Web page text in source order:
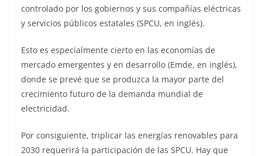
controlado por los gobiernos y sus compañías eléctricas
y servicios públicos estatales (SPCU, en inglés).
Esto es especialmente cierto en las economías de
mercado emergentes y en desarrollo (Emde, en inglés),
donde se prevé que se produzca la mayor parte del
crecimiento futuro de la demanda mundial de
electricidad.
Por consiguiente, triplicar las energías renovables para
2030 requerirá la participación de las SPCU. Hay que